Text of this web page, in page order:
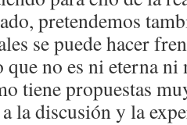
pretendemos
se puede hacer
no es ni eterna
tiene propuestas
la discusión y la